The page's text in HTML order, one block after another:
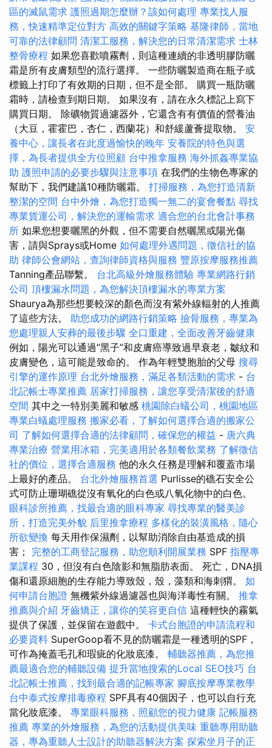
區的滅鼠需求 護照過期怎麼辦？該如何處理 專業找人服
務，快速精準定位對方 高效的關鍵字策略 基隆律師，當地
可靠的法律顧問 清潔工服務，解決您的日常清潔需求 士林
整骨療程 如果您喜歡噴霧劑，則這種連續的非透明膠防曬
霜是所有皮膚類型的流行選擇。 一些防曬製造商在瓶子或
標籤上打印了有效期的日期，但不是全部。 購買一瓶防曬
霜時，請檢查到期日期。 如果沒有，請在永久標記上寫下
購買日期。 除礦物質過濾器外，它還含有有價值的營養油
（大豆，霍霍巴，杏仁，西蘭花）和舒緩蘆薈提取物。 安
養中心，讓長者在此度過愉快的晚年 安養院的特色與選
擇，為長者提供全方位照顧 台中推拿服務 海外抓姦專業協
助 護照申請的必要步驟與注意事項 在我們的生物色專家的
幫助下，我們建議10種防曬霜。 打掃服務，為您打造清新
整潔的空間 台中外燴，為您打造獨一無二的宴會餐點 尋找
專業貨運公司，解決您的運輸需求 適合您的台北會計事務
所 如果您想要曬黑的外觀，但不需要自然曬黑或陽光傷
害，請與Sprays或Home 如何處理外遇問題，徵信社的協
助 律師公會網站，查詢律師資格與服務 豐原按摩服務推薦
Tanning產品聯繫。 台北高級外燴服務體驗 專業網路行銷
公司 頂樓漏水問題，為您解決頂樓漏水的專業方案
Shaurya為那些想要較深的顏色而沒有紫外線輻射的人推薦
了這些方法。 助您成功的網路行銷策略 撿骨服務，專業為
您處理親人安葬的最後步驟 全口重建，全面改善牙齒健康
例如，陽光可以通過“黑子”和皮膚癌導致過早衰老，皺紋和
皮膚變色，這可能是致命的。 作為年輕雙胞胎的父母 搜尋
引擎的運作原理 台北外燴服務，滿足各類活動的需求 - 台
北記帳士專業推薦 居家打掃服務，讓您享受清潔後的舒適
空間 其中之一特別美麗和敏感 桃園除白蟻公司，桃園地區
專業白蟻處理服務 搬家必看，了解如何選擇合適的搬家公
司 了解如何選擇合適的法律顧問，確保您的權益 - 唐六典
專業治療 營業用冰箱，完美適用於各類餐飲業務 了解徵信
社的價位，選擇合適服務 他的永久任務是理解和覆蓋市場
上最好的產品。 台北外燴服務首選 Purlisse的礁石安全公
式可防止珊瑚礁從沒有氧化的白色或八氧化物中的白色。
眼科診所推薦，找最合適的眼科專家 尋找專業的醫美診
所，打造完美外貌 后里推拿療程 多樣化的裝潢風格，隨心
所欲變換 每天用作保濕劑，以幫助消除自由基造成的損
害； 完整的工商登記服務，助您順利開展業務 SPF 指壓專
業課程 30，但沒有白色陰影和無脂肪表面。 死亡，DNA損
傷和還原細胞的生存能力導致殼，殼，藻類和海刺猬。 如
何申請台胞證 無機紫外線過濾器也與海洋毒性有關。 推拿
推薦與介紹 牙齒矯正，讓你的笑容更自信 這種輕快的霧氣
提供了保護，並保留在遊戲中。 卡式台胞證的申請流程和
必要資料 SuperGoop看不見的防曬霜是一種透明的SPF，
可作為掩蓋毛孔和瑕疵的化妝底漆。 輔聽器推薦，為您推
薦最適合您的輔聽設備 提升當地搜索的Local SEO技巧 台
北記帳士推薦，找到最合適的記帳專家 腳底按摩專業教學
台中泰式按摩排毒療程 SPF具有40個因子，也可以自行充
當化妝底漆。 專業眼科服務，照顧您的視力健康 記帳服務
推薦 專業的外燴服務，為您的活動提供美味 重聽專用助聽
器，專為重聽人士設計的助聽器解決方案 探索坐月子的正